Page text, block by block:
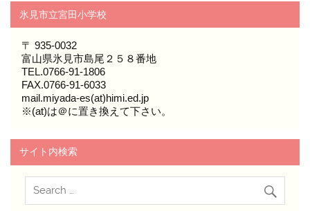
氷見市立宮田小学校
〒 935-0032
富山県氷見市島尾２５８番地
TEL.0766-91-1806
FAX.0766-91-6033
mail.miyada-es(at)himi.ed.jp
※(at)は＠に置き換えて下さい。
サイト内検索